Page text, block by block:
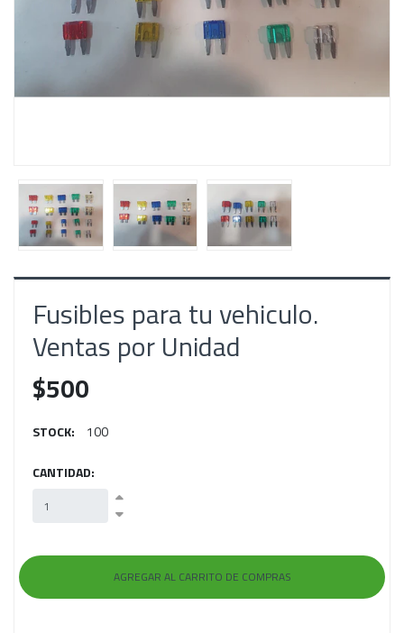
Fusibles para tu vehiculo.
Ventas por Unidad
$500
STOCK: 100
CANTIDAD: